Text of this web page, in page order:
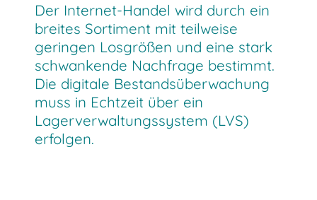
Der Internet-Handel wird durch ein
breites Sortiment mit teilweise
geringen Losgrößen und eine stark
schwankende Nachfrage bestimmt.
Die digitale Bestandsüberwachung
muss in Echtzeit über ein
Lagerverwaltungssystem (LVS)
erfolgen.